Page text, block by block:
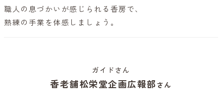
職人の息づかいが感じられる香房で、
熟練の手業を体感しましょう。
ガイドさん
香老舗松栄堂企画広報部 さん